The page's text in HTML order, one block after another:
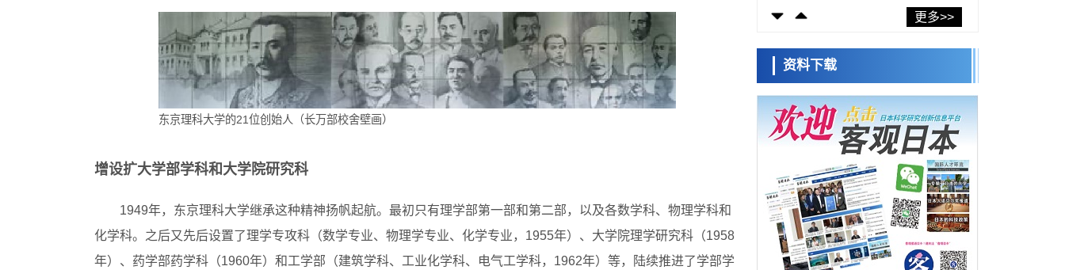
东京理科大学的21位创始人（长万部校舍壁画）
增设扩大学部学科和大学院研究科
1949年，东京理科大学继承这种精神扬帆起航。最初只有理学部第一部和第二部，以及各数学科、物理学科和
化学科。之后又先后设置了理学专攻科（数学专业、物理学专业、化学专业，1955年）、大学院理学研究科（1958
年）、药学部药学科（1960年）和工学部（建筑学科、工业化学科、电气工学科，1962年）等，陆续推进了学部学
日本成立“以人为本AI联盟”——力争借助AI拓
科学研究
大阪大学开发出膜脂质可视化工具，使脂质
探针的高效开发成为可能
立教大学在试管内构建长链人工基因组DNA
自我复制系统，有望实现携带大量基因的人
工细胞
政策
日本科研费增设国际共同研究强化新类别，
促进青年研究人员赴海外开展研究
科学研究
京都大学高效生成光的构成单元“光子”，可应
用于量子计算机
科学研究
开发出300亿年仅误差1秒的光晶格钟，构建
网络将其打造为下一代社会基础设施
经济・社会
流员
小岩井忠道
更多>>
资料下载